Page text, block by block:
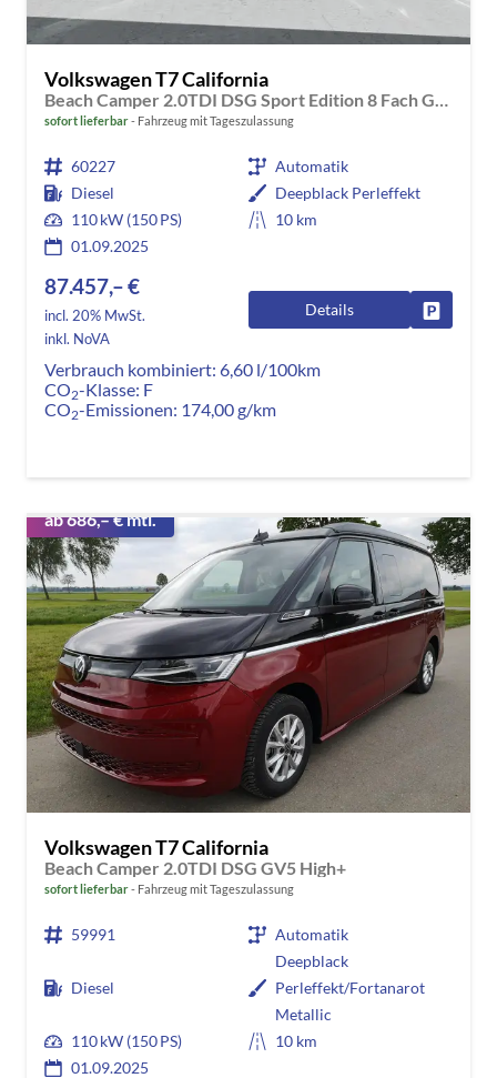
Volkswagen T7 California
sofort lieferbar Fahrzeug mit Tageszulassung
60227
Automatik
Diesel
Deepblack Perleffekt
110 kW (150 PS)
10 km
01.09.2025
87.457,– €
incl. 20% MwSt.
inkl. NoVA
Details
Verbrauch kombiniert: 6,60 l/100km
CO2-Klasse: F
CO2-Emissionen: 174,00 g/km
ab 686,– € mtl.
Volkswagen T7 California
Beach Camper 2.0TDI DSG GV5 High+
sofort lieferbar Fahrzeug mit Tageszulassung
59991 Automatik
Diesel
Deepblack
Perleffekt/Fortanarot
Metallic
110 kW (150 PS)
10 km
01.09.2025